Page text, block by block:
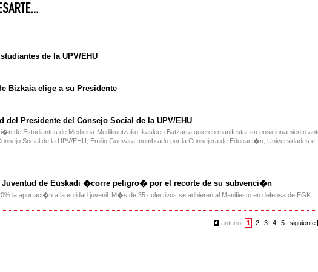
de la UPV/EHU
Bizkaia elige a su Presidente
del Presidente del Consejo Social de la UPV/EHU
de Estudiantes de Medicina-Medikuntzako Ikasleen Batzarra quieren manifestar su posicionamiento
Social de la UPV/EHU, Emilio Guevara, nombrado por la Consejera de Educaci�n, Universidades e
Juventud de Euskadi �corre peligro� por el recorte de su subvenci�n
la aportaci�n a la entidad juvenil. M�s de 35 colectivos se adhieren al Manifiesto en defensa de EGK.
anterior 1 2 3 4 5 siguiente